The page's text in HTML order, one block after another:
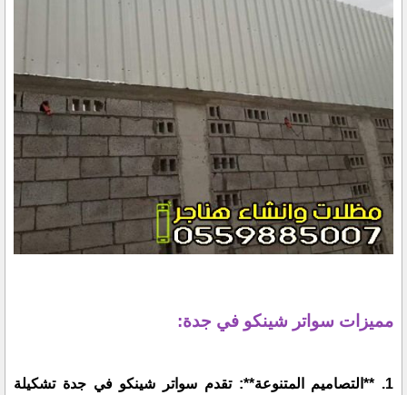
مميزات سواتر شينكو في جدة:
1. **التصاميم المتنوعة**: تقدم سواتر شينكو في جدة تشكيلة